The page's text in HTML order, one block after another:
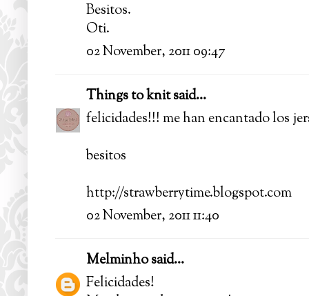
Besitos.
Oti.
02 November, 2011 09:47
Things to knitsaid...
felicidades!!! me han encantado los
besitos
http://strawberrytime.blogspot.com
02 November, 2011 11:40
Melminhosaid...
Felicidades!